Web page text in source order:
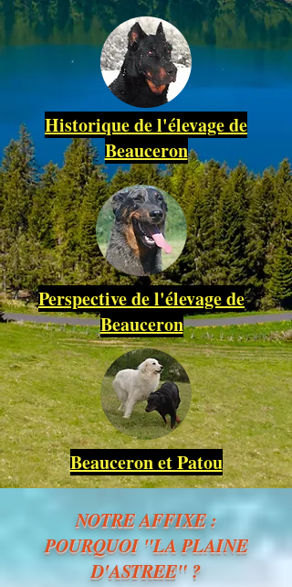
Historique de l'élevage de
Beauceron
Perspective de l'élevage de
Beauceron
Beauceron et Patou
NOTRE AFFIXE :
POURQUOI "LA PLAINE
D'ASTREE" ?